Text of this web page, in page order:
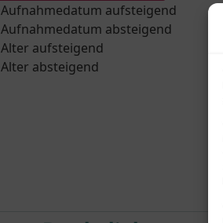
Aufnahmedatum aufsteigend
Aufnahmedatum absteigend
Alter aufsteigend
Alter absteigend